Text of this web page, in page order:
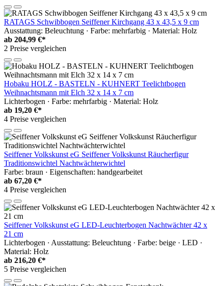
RATAGS Schwibbogen Seiffener Kirchgang 43 x 43,5 x 9 cm
Ausstattung: Beleuchtung · Farbe: mehrfarbig · Material: Holz
ab 204,99 €*
2 Preise vergleichen
Hobaku HOLZ - BASTELN - KUHNERT Teelichtbogen
Weihnachtsmann mit Elch 32 x 14 x 7 cm
Lichterbogen · Farbe: mehrfarbig · Material: Holz
ab 19,20 €*
4 Preise vergleichen
Seiffener Volkskunst eG Seiffener Volkskunst Räucherfigur
Traditionswichtel Nachtwächterwichtel
Farbe: braun · Eigenschaften: handgearbeitet
ab 67,20 €*
4 Preise vergleichen
Seiffener Volkskunst eG LED-Leuchterbogen Nachtwächter 42 x
21 cm
Lichterbogen · Ausstattung: Beleuchtung · Farbe: beige · LED ·
Material: Holz
ab 216,20 €*
5 Preise vergleichen